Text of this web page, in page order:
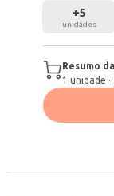
+5
unidades
Resumo
1 unidade ·